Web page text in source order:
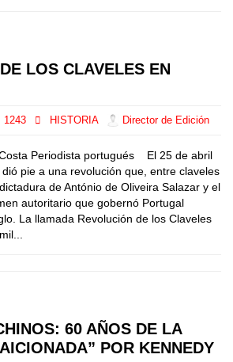
LOS CLAVELES EN
1243 HISTORIA Director de Edición
Periodista portugués El 25 de abril
pie a una revolución que, entre claveles
de António de Oliveira Salazar y el
autoritario que gobernó Portugal
La llamada Revolución de los Claveles
60 AÑOS DE LA
POR KENNEDY